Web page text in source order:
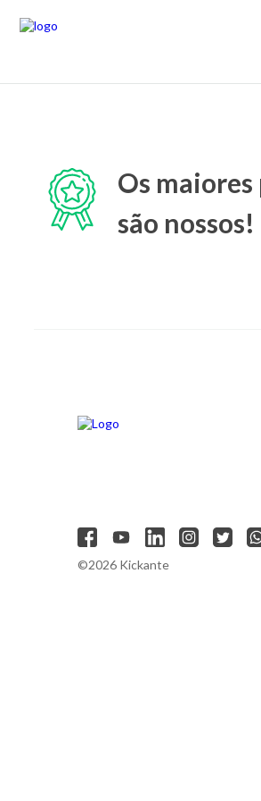
Os
são nossos!
©2026 Kickante